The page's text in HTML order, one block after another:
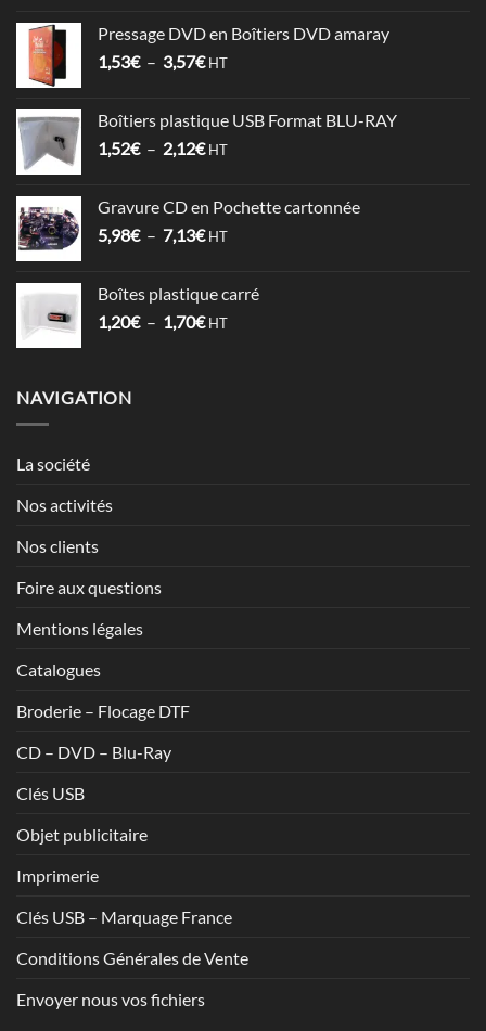
6,78€
à
Pressage DVD en Boîtiers DVD amaray
1,53€ – 3,57€Plage
1,53€
à
HT
Boîtiers plastique USB Format BLU-RAY
1,52€ – 2,12€Plage
1,52€
à
HT
Gravure CD en Pochette cartonnée
5,98€ – 7,13€Plage
5,98€
à
HT
Boîtes plastique carré
1,20€ – 1,70€Plage
HT
NAVIGATION
La société
Nos activités
Nos clients
Foire aux questions
Mentions légales
Catalogues
Broderie – Flocage DTF
CD – DVD – Blu-Ray
Clés USB
Objet publicitaire
Imprimerie
Clés USB – Marquage France
Conditions Générales de Vente
Envoyer nous vos fichiers